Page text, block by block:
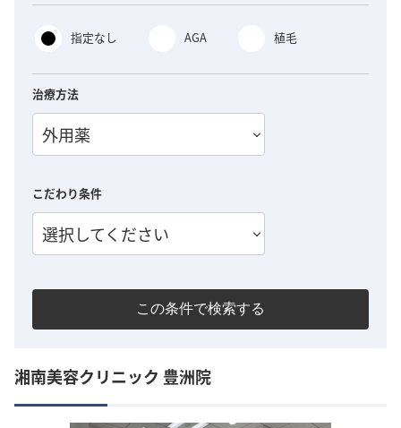
指定なし AGA 植毛
治療方法
外用薬
こだわり条件
選択してください
この条件で検索する
湘南美容クリニック 豊洲院